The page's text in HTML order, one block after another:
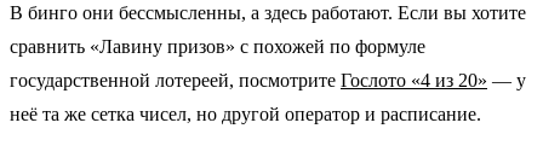
В бинго они бессмысленны, а здесь работают. Если вы хотите
сравнить «Лавину призов» с похожей по формуле
государственной лотереей, посмотрите Гослото «4 из 20» — у
неё та же сетка чисел, но другой оператор и расписание.